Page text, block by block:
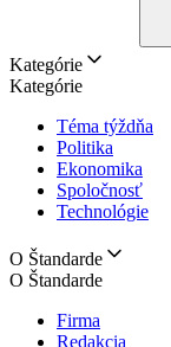
Kategórie
Kategórie
Téma týždňa
Politika
Ekonomika
Spoločnosť
Technológie
O Štandarde
O Štandarde
Firma
Redakcia